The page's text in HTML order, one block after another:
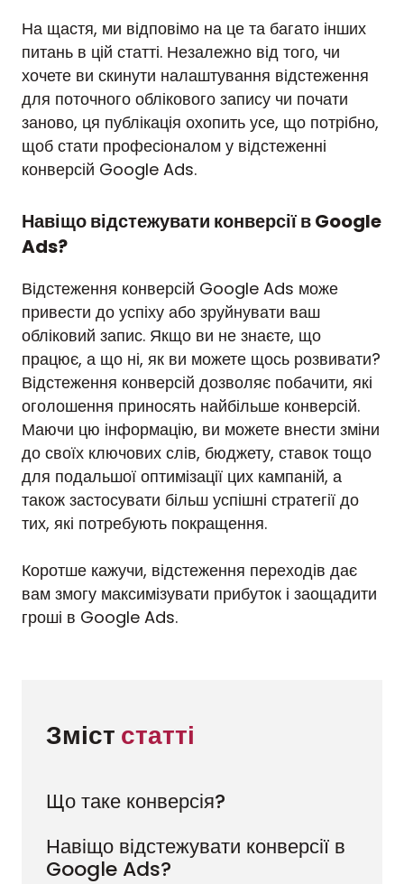
На щастя, ми відповімо на це та багато інших
питань в цій статті. Незалежно від того, чи
хочете ви скинути налаштування відстеження
для поточного облікового запису чи почати
заново, ця публікація охопить усе, що потрібно,
щоб стати професіоналом у відстеженні
конверсій Google Ads.
Навіщо відстежувати конверсії в Google
Ads?
Відстеження конверсій Google Ads може
привести до успіху або зруйнувати ваш
обліковий запис. Якщо ви не знаєте, що
працює, а що ні, як ви можете щось розвивати?
Відстеження конверсій дозволяє побачити, які
оголошення приносять найбільше конверсій.
Маючи цю інформацію, ви можете внести зміни
до своїх ключових слів, бюджету, ставок тощо
для подальшої оптимізації цих кампаній, а
також застосувати більш успішні стратегії до
тих, які потребують покращення.
Коротше кажучи, відстеження переходів дає
вам змогу максимізувати прибуток і заощадити
гроші в Google Ads.
Зміст статті
Що таке конверсія?
Навіщо відстежувати конверсії в
Google Ads?